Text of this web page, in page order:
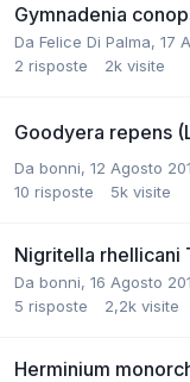
Gymnadenia
Da Felice Di Palma, 17
2 risposte 2k visite
Goodyera repens
Da bonni, 12 Agosto
10 risposte 5k visite
Nigritella rhellicani
Da bonni, 16 Agosto
5 risposte 2,2k visite
Herminium